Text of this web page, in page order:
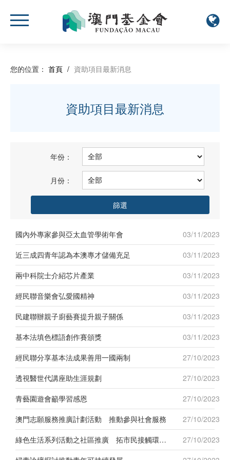
您的位置： 首頁 / 資助項目最新消息
資助項目最新消息
年份：
月份：
篩選
國內外專家參與亞太血管學術年會
03/11/2023
近三成四青年認為本澳專才儲備充足
03/11/2023
兩中科院士介紹芯片產業
03/11/2023
經民聯音樂會弘愛國精神
03/11/2023
民建聯辦親子廚藝賽提升親子關係
03/11/2023
基本法填色標語創作賽頒獎
03/11/2023
經民聯分享基本法成果善用一國兩制
27/10/2023
透視醫世代講座助生涯規劃
27/10/2023
青藝園遊會籲學習感恩
27/10/2023
澳門志願服務推廣計劃活動 推動參與社會服務
27/10/2023
綠色生活系列活動之社區推廣 拓市民接觸環保工作機會
27/10/2023